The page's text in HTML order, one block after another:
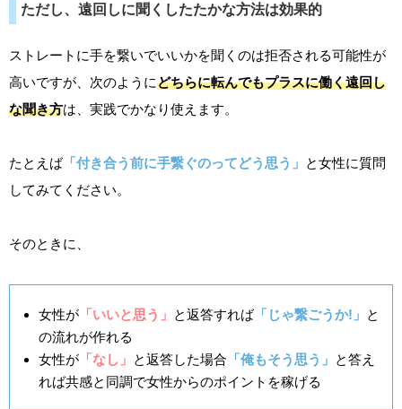
ただし、遠回しに聞くしたたかな方法は効果的
ストレートに手を繋いでいいかを聞くのは拒否される可能性が
高いですが、次のようにどちらに転んでもプラスに働く遠回し
な聞き方は、実践でかなり使えます。
たとえば「付き合う前に手繋ぐのってどう思う」 と女性に質問
してみてください。
そのときに、
女性が 「いいと思う」 と返答すれば「じゃ繋ごうか!」 と
の流れが作れる
女性が 「なし」 と返答した場合 「俺もそう思う」 と答え
れば共感と同調で女性からのポイントを稼げる